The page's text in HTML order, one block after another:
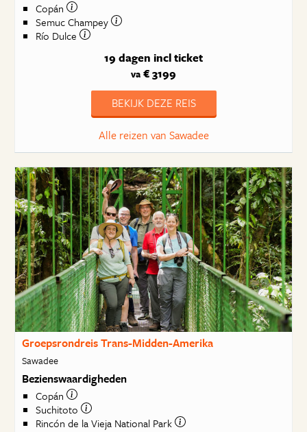
Copán
Semuc Champey
Río Dulce
19 dagen incl ticket
va € 3199
BEKIJK DEZE REIS
Alle reizen van Sawadee
Groepsrondreis Trans-Midden-Amerika
Sawadee
Bezienswaardigheden
Copán
Suchitoto
Rincón de la Vieja National Park